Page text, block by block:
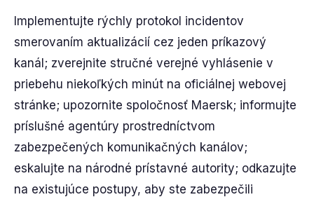
Implementujte rýchly protokol incidentov
smerovaním aktualizácií cez jeden príkazový
kanál; zverejnite stručné verejné vyhlásenie v
priebehu niekoľkých minút na oficiálnej webovej
stránke; upozornite spoločnosť Maersk; informujte
príslušné agentúry prostredníctvom
zabezpečených komunikačných kanálov;
eskalujte na národné prístavné autority; odkazujte
na existujúce postupy, aby ste zabezpečili